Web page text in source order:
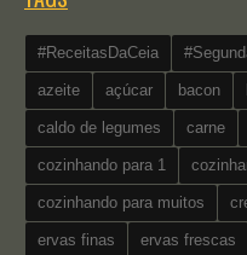
#ReceitasDaCeia
azeite açúcar bacon
caldo de legumes carne
cozinhando para 1
cozinhando para muitos
ervas finas ervas frescas